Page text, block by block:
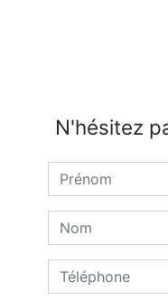
N'hésitez